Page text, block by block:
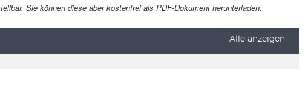
Sie können diese aber kostenfrei als PDF-Dokument herunterladen.
Alle anzeigen